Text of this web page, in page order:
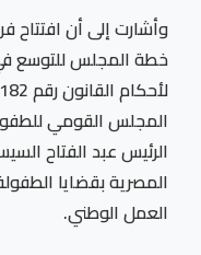
وأشارت إلى أن افتتاح
خطة المجلس للتوسع
المجلس القومي
الرئيس عبد الفتاح
المصرية بقضايا
العمل الوطني.